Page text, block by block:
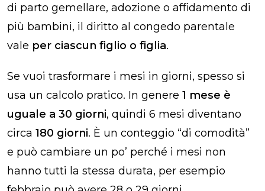
di parto gemellare, adozione o affidamento di
più bambini, il diritto al congedo parentale
vale per ciascun figlio o figlia.
Se vuoi trasformare i mesi in giorni, spesso si
usa un calcolo pratico. In genere 1 mese è
uguale a 30 giorni, quindi 6 mesi diventano
circa 180 giorni. È un conteggio “di comodità”
e può cambiare un po’ perché i mesi non
hanno tutti la stessa durata, per esempio